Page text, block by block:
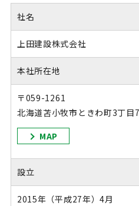
社名
上田建設株式会社
本社所在地
〒059-1261
北海道苫小牧市ときわ町3丁
MAP
設立
2015年（平成27年）4月